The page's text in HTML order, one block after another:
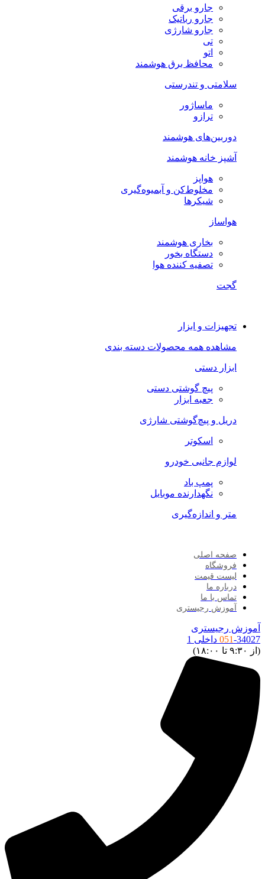
جارو برقی
جارو رباتیک
جارو شارژی
تی
اتو
محافظ برق هوشمند
سلامتی و تندرستی
ماساژور
ترازو
دوربین‌های هوشمند
آشپز خانه هوشمند
هواپز
مخلوط‌کن و آبمیوه‌گیری
شیکرها
هواساز
بخاری هوشمند
دستگاه بخور
تصفیه کننده هوا
گجت
تجهیزات و ابزار
مشاهده همه محصولات دسته بندی
ابزار دستی
پیچ گوشتی دستی
جعبه ابزار
دریل و پیچ‌گوشتی شارژی
اسکوتر
لوازم جانبی خودرو
پمپ باد
نگهدارنده موبایل
متر و اندازه‌گیری
صفحه اصلی
فروشگاه
لیست قیمت
درباره ما
تماس با ما
آموزش رجیستری
آموزش رجیستری
051-34027 داخلی 1
(از ۹:۳۰ تا ۱۸:۰۰)